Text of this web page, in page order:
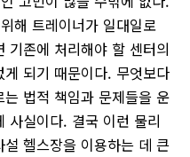
해 트레이너가 일대일로
기존에 처리해야 할 센터의
되기 때문이다. 무엇보다
법적 책임과 문제들을 운
사실이다. 결국 이런 물리
헬스장을 이용하는 데 큰